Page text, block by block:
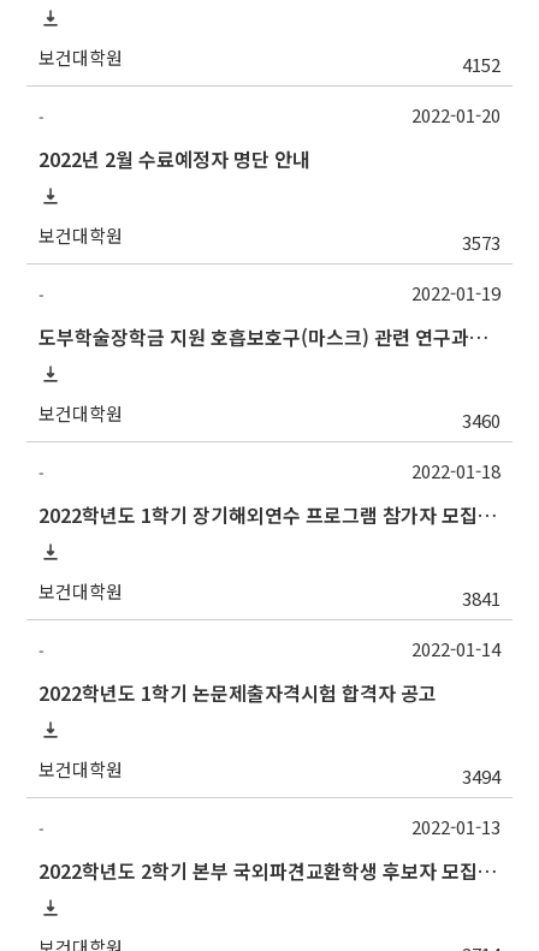
보건대학원 4152
-
2022년 2월 수료예정자 명단 안내
보건대학원 3573
2022-01-20
-
도부학술장학금 지원 호흡보호구(마스크) 관련 연구과제 공고
보건대학원 3460
2022-01-19
-
2022학년도 1학기 장기해외연수 프로그램 참가자 모집 안내
보건대학원 3841
2022-01-18
-
2022학년도 1학기 논문제출자격시험 합격자 공고
보건대학원 3494
2022-01-14
-
2022학년도 2학기 본부 국외파견교환학생 후보자 모집 안내
2022-01-13